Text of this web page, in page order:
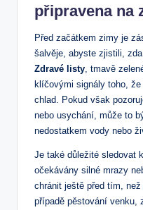
⁣připravena na
Před začátkem‍ zimy je
šalvěje,⁣ abyste⁣ zjistili,
Zdravé listy , tmavě
klíčovými ⁤signály​ toho,
chlad. Pokud⁤ však
nebo⁣ usychání, může to
nedostatkem vody nebo
Je také‌ důležité sledovat‍
očekávány silné mrazy
chránit ještě před tím,
‍případě pěstování venku,